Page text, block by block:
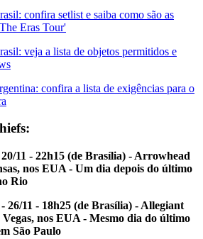
confira setlist e saiba como são as
Eras Tour'
veja a lista de objetos permitidos e
confira a lista de exigências para o
11 - 22h15 (de Brasília) - Arrowhead
nos EUA - Um dia depois do último
Rio
26/11 - 18h25 (de Brasília) - Allegiant
nos EUA - Mesmo dia do último
São Paulo